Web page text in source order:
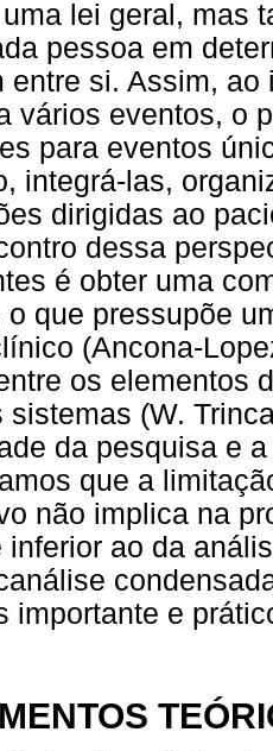
lei geral, mas
pessoa em
entre si. Assim,
vários eventos, o
para eventos
integrá-las,
dirigidas ao
dessa
é obter uma
que pressupõe
(Ancona-
os elementos
sistemas (W.
da pesquisa e
que a
não implica na
inferior ao da
importante e